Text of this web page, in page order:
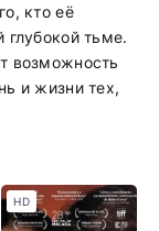
кто её
тьме.
возможность
и жизни тех,
HD